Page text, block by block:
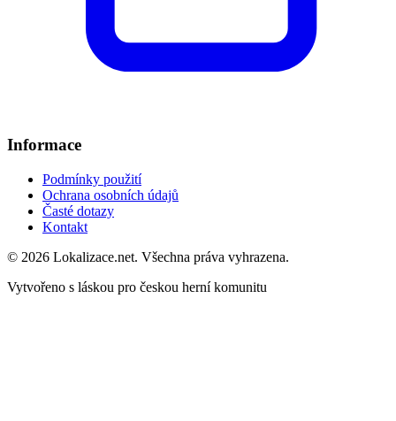
Informace
Podmínky použití
Ochrana osobních údajů
Časté dotazy
Kontakt
© 2026 Lokalizace.net. Všechna práva vyhrazena.
Vytvořeno s láskou pro českou herní komunitu